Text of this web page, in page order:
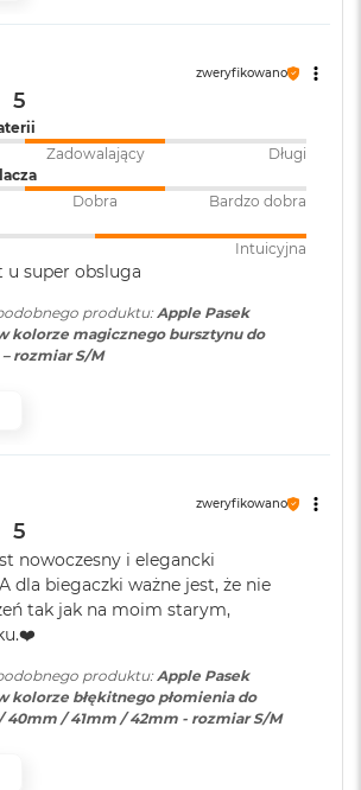
zweryfikowano
5
Zadowalający
Długi
Dobra
Bardzo dobra
Intuicyjna
u super obsluga
produktu:Apple Pasek
kolorze magicznego bursztynu do
rozmiar S/M
zweryfikowano
5
nowoczesny i elegancki
dla biegaczki ważne jest, że nie
tak jak na moim starym,
produktu:Apple Pasek
kolorze błękitnego płomienia do
40mm / 41mm / 42mm - rozmiar S/M